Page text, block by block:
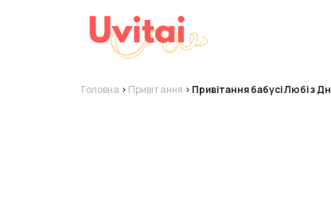
Головна > Привітання > Привітання бабусі Любі з